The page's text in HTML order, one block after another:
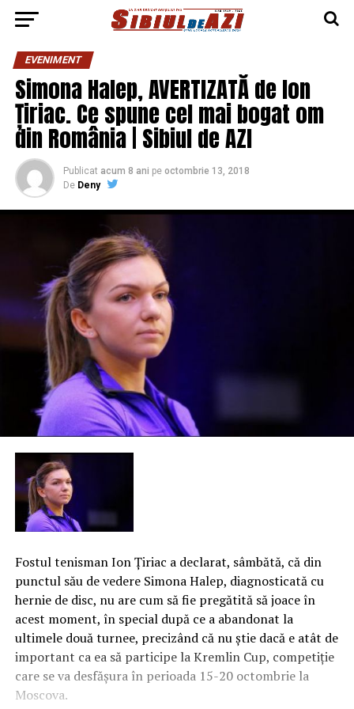
EVENIMENT
Simona Halep, AVERTIZATĂ de Ion
Țiriac. Ce spune cel mai bogat om
din România | Sibiul de AZI
Publicat acum 8 ani pe octombrie 13, 2018
De Deny
Fostul tenisman Ion Ţiriac a declarat, sâmbătă, că din
punctul său de vedere Simona Halep, diagnosticată cu
hernie de disc, nu are cum să fie pregătită să joace în
acest moment, în special după ce a abandonat la
ultimele două turnee, precizând că nu ştie dacă e atât de
important ca ea să participe la Kremlin Cup, competiţie
care se va desfăşura în perioada 15-20 octombrie la
Moscova.